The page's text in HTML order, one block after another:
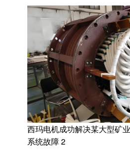
西玛电机成功解决某大型矿
系统故障 2